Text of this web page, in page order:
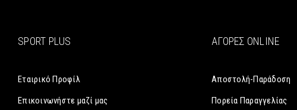
SPORT PLUS
Εταιρικό Προφίλ
Επικοινωνήστε μαζί μας
ΑΓΟΡΈΣ ONLINE
Αποστολή-Παράδοση
Πορεία Παραγγελίας